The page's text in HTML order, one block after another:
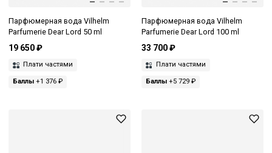
Парфюмерная вода Vilhelm
Parfumerie Dear Lord 50 ml
19 650 ₽
Плати частями
Баллы +1 376 ₽
Парфюмерная вода Vilhelm
Parfumerie Dear Lord 100 ml
33 700 ₽
Плати частями
Баллы+5 729 ₽